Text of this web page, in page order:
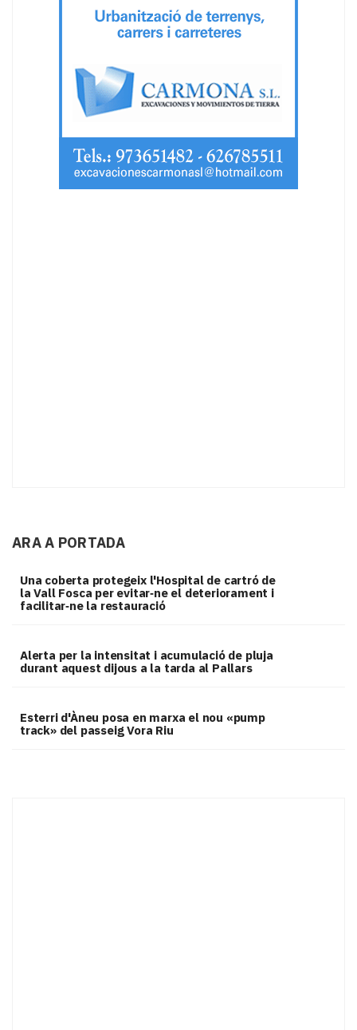
ARA A PORTADA
Una coberta protegeix l'Hospital de cartró de
la Vall Fosca per evitar‑ne el deteriorament i
facilitar‑ne la restauració
Alerta per la intensitat i acumulació de pluja
durant aquest dijous a la tarda al Pallars
Esterri d'Àneu posa en marxa el nou «pump
track» del passeig Vora Riu